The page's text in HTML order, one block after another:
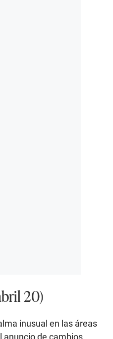
20)
inusual en las áreas
anuncio de cambios.